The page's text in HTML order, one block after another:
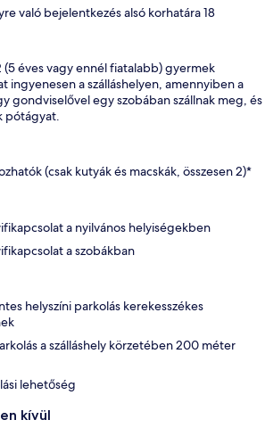
való bejelentkezés alsó korhatára 18
(5 éves vagy ennél fiatalabb) gyermek
ingyenesen a szálláshelyen, amennyiben a
gondviselővel egy szobában szállnak meg, és
pótágyat.
(csak kutyák és macskák, összesen 2)*
a nyilvános helyiségekben
a szobákban
helyszíni parkolás kerekesszékes
a szálláshely körzetében 200 méter
lehetőség
kívül